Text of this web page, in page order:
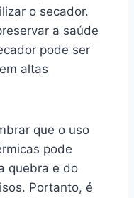
o secador.
a saúde
pode ser
altas
que o uso
pode
quebra e do
Portanto, é